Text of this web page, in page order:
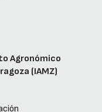
Agronómico
(IAMZ)